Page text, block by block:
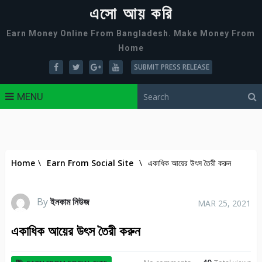
এসো আয় করি
Earn Money Online From Bangladesh. Make Money From
Home
SUBMIT PRESS RELEASE
MENU
Home \ Earn From Social Site \ একাধিক আয়ের উৎস তৈরী করুন
Byইনকাম নিউজ MAR 25, 2021
একাধিক আয়ের উৎস তৈরী করুন